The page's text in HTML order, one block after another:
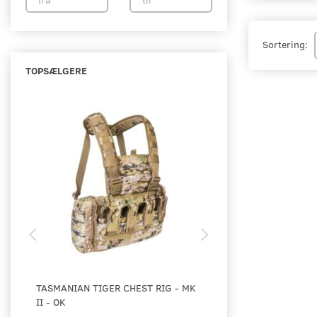
TOPSÆLGERE
TASMANIAN TIGER CHEST RIG - MK
II - OK
Sortering: